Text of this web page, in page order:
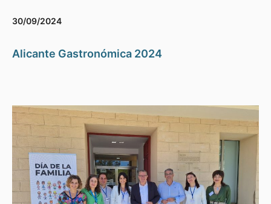
30/09/2024
Alicante Gastronómica 2024